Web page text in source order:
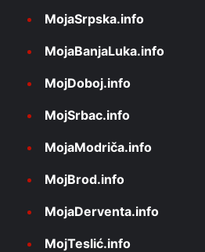
MojaSrpska.info
MojaBanjaLuka.info
MojDoboj.info
MojSrbac.info
MojaModriča.info
MojBrod.info
MojaDerventa.info
MojTeslić.info